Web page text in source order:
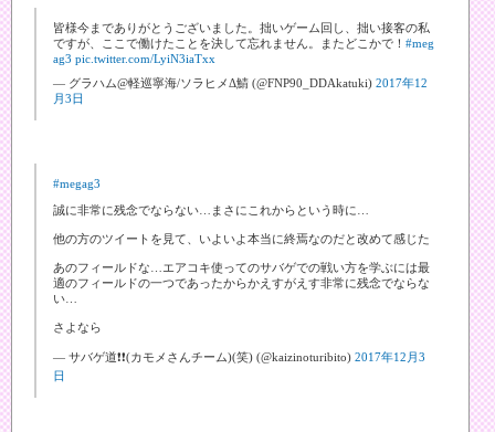
皆様今までありがとうございました。拙いゲーム回し、拙い接客の私
ですが、ここで働けたことを決して忘れません。またどこかで！ #meg
ag3 pic.twitter.com/LyiN3iaTxx
— グラハム@軽巡寧海/ソラヒメΔ鯖 (@FNP90_DDAkatuki) 2017年12
月3日
#megag3
誠に非常に残念でならない…まさにこれからという時に…
他の方のツイートを見て、いよいよ本当に終焉なのだと改めて感じた
あのフィールドな…エアコキ使ってのサバゲでの戦い方を学ぶには最
適のフィールドの一つであったからかえすがえす非常に残念でならな
い…
さよなら
— サバゲ道❗❗(カモメさんチーム)(笑) (@kaizinoturibito) 2017年12月3
日